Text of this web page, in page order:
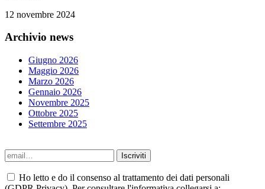
12 novembre 2024
Archivio news
Giugno 2026
Maggio 2026
Marzo 2026
Gennaio 2026
Novembre 2025
Ottobre 2025
Settembre 2025
Ho letto e do il consenso al trattamento dei dati personali